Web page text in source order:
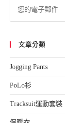
文章分類
Jogging Pants
PoLo衫
Tracksuit運動套裝